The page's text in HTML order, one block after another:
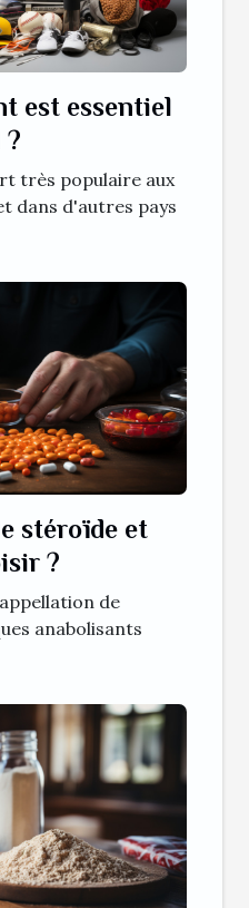
est essentiel
?
très populaire aux
dans d'autres pays
stéroïde et
?
de
anabolisants